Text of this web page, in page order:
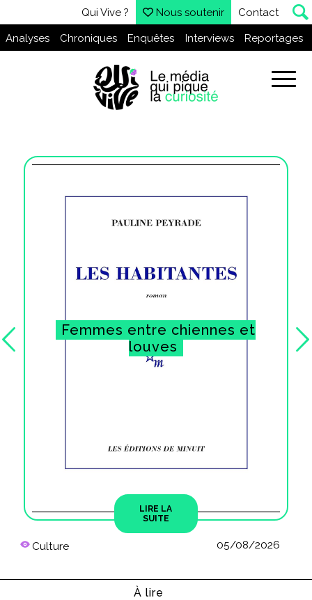
Qui Vive ? Nous soutenir Contact
Analyses Chroniques Enquêtes Interviews Reportages
Femmes entre chiennes et
louves
LIRE LA
SUITE
Culture 05/08/2026
Suivant
À lire